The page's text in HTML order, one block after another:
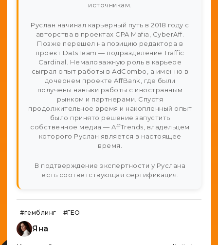
источникам.
Руслан начинал карьерный путь в 2018 году с
авторства в проектах CPA Mafia, CyberAff.
Позже перешел на позицию редактора в
проект DatsTeam — подразделение Traffic
Cardinal. Немаловажную роль в карьере
сыграл опыт работы в AdCombo, а именно в
дочернем проекте AffBank, где были
получены навыки работы с иностранным
рынком и партнерами. Спустя
продолжительное время и накопленный опыт
было принято решение запустить
собственное медиа — AffTrends, владельцем
которого Руслан является в настоящее
время.
В подтверждение экспертности у Руслана
есть соответствующая сертификация.
Яна
#гемблинг #ГЕО